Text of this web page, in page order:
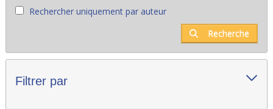
Rechercher uniquement par auteur
Recherche
Filtrer par